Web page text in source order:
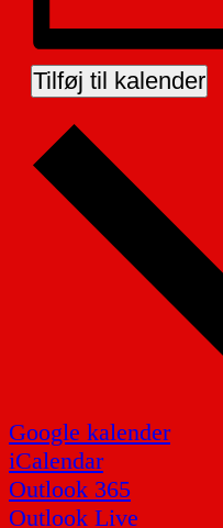
Tilføj til kalender
Google kalender
iCalendar
Outlook 365
Outlook Live